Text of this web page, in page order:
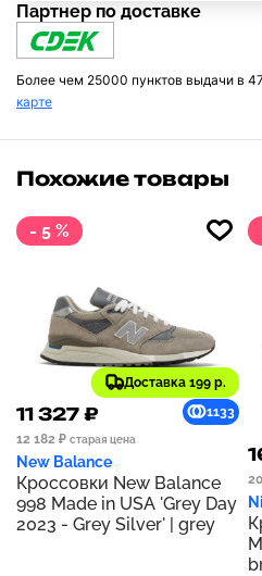
Партнер по доставке
Более чем 25000 пунктов выдачи в
карте
Похожие товары
- 5 %
Доставка 199 р.
11 327 ₽
1133
12 182 ₽ старая цена
New Balance
Кроссовки New Balance
998 Made in USA 'Grey Day
2023 - Grey Silver' | grey